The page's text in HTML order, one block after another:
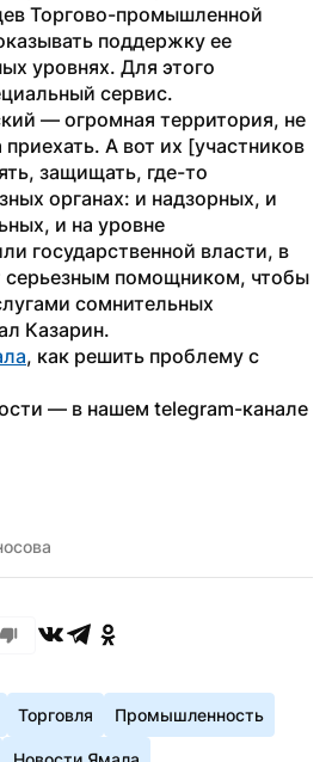
Торгово-промышленной
поддержку ее
уровнях. Для этого
сервис.
— огромная территория, не
А вот их [участников
защищать, где-то
органах: и надзорных, и
и на уровне
государственной власти, в
серьезным помощником, чтобы
сомнительных
Казарин.
, как решить проблему с
— в нашем telegram-канале
Торговля Промышленность